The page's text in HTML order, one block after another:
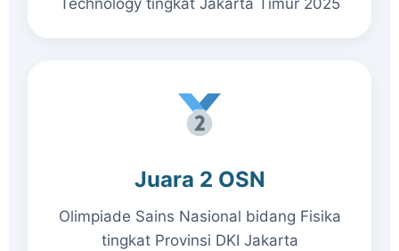
Technology tingkat Jakarta Timur 2025
Juara 2 OSN
Olimpiade Sains Nasional bidang Fisika
tingkat Provinsi DKI Jakarta